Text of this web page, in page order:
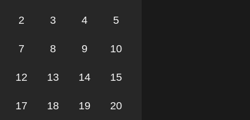
2 3 4 5
7 8 9 10
12 13 14 15
17 18 19 20